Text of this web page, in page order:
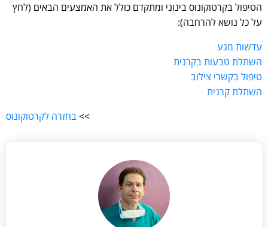
הטיפול בקרטוקונוס בינוני ומתקדם כולל את האמצעים הבאים (לחץ
על כל נושא להרחבה):
עדשות מגע
השתלת טבעות בקרנית
טיפול בקשרי צילוב
השתלת קרנית
>>בחזרה לקרטוקונוס